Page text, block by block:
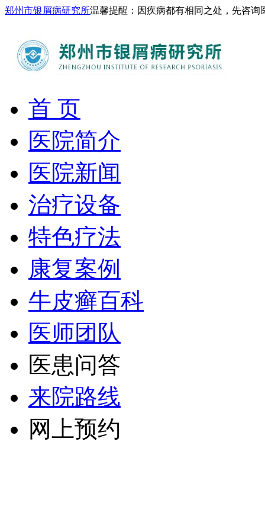
郑州市银屑病研究所温馨提醒：因疾病都有相同之处，先咨
首 页
医院简介
医院新闻
治疗设备
特色疗法
康复案例
牛皮癣百科
医师团队
医患问答
来院路线
网上预约